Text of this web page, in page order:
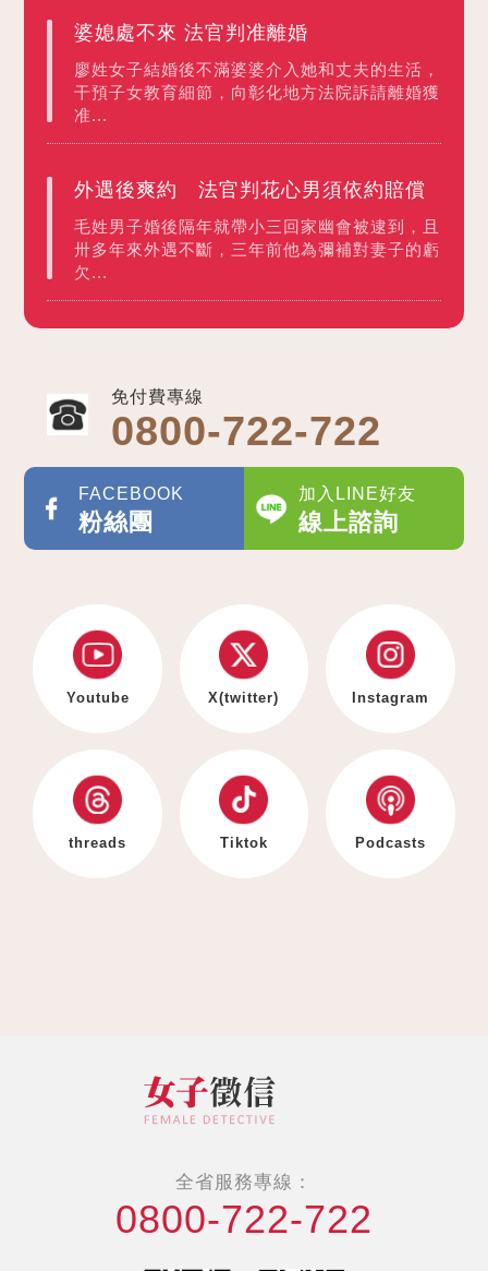
婆媳處不來 法官判准離婚
廖姓女子結婚後不滿婆婆介入她和丈夫的生活，
干預子女教育細節，向彰化地方法院訴請離婚獲
准...
外遇後爽約 法官判花心男須依約賠償
毛姓男子婚後隔年就帶小三回家幽會被逮到，且
卅多年來外遇不斷，三年前他為彌補對妻子的虧
欠...
免付費專線
0800-722-722
FACEBOOK
粉絲團
加入LINE好友
線上諮詢
Youtube X(twitter) Instagram
threads Tiktok Podcasts
全省服務專線：
0800-722-722